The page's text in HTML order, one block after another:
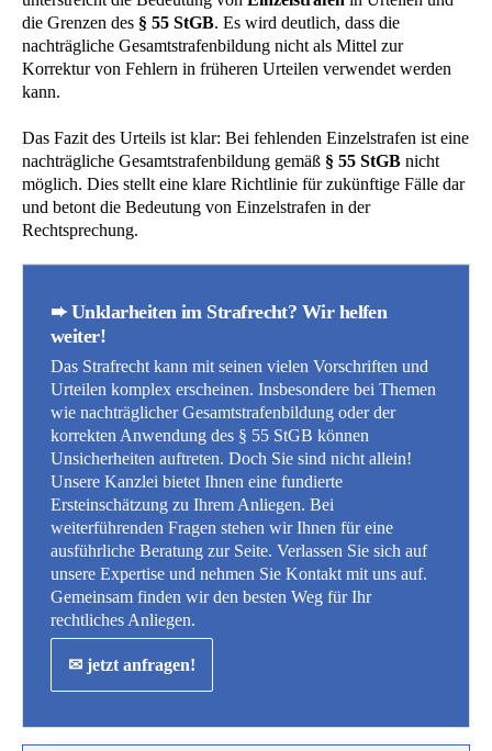
die Grenzen des § 55 StGB. Es wird deutlich, dass die
nachträgliche Gesamtstrafenbildung nicht als Mittel zur
Korrektur von Fehlern in früheren Urteilen verwendet werden
kann.
Das Fazit des Urteils ist klar: Bei fehlenden Einzelstrafen ist eine
nachträgliche Gesamtstrafenbildung gemäß § 55 StGB nicht
möglich. Dies stellt eine klare Richtlinie für zukünftige Fälle dar
und betont die Bedeutung von Einzelstrafen in der
Rechtsprechung.
➨ Unklarheiten im Strafrecht? Wir helfen
weiter!
Das Strafrecht kann mit seinen vielen Vorschriften und
Urteilen komplex erscheinen. Insbesondere bei Themen
wie nachträglicher Gesamtstrafenbildung oder der
korrekten Anwendung des § 55 StGB können
Unsicherheiten auftreten. Doch Sie sind nicht allein!
Unsere Kanzlei bietet Ihnen eine fundierte
Ersteinschätzung zu Ihrem Anliegen. Bei
weiterführenden Fragen stehen wir Ihnen für eine
ausführliche Beratung zur Seite. Verlassen Sie sich auf
unsere Expertise und nehmen Sie Kontakt mit uns auf.
Gemeinsam finden wir den besten Weg für Ihr
rechtliches Anliegen.
✉ jetzt anfragen!